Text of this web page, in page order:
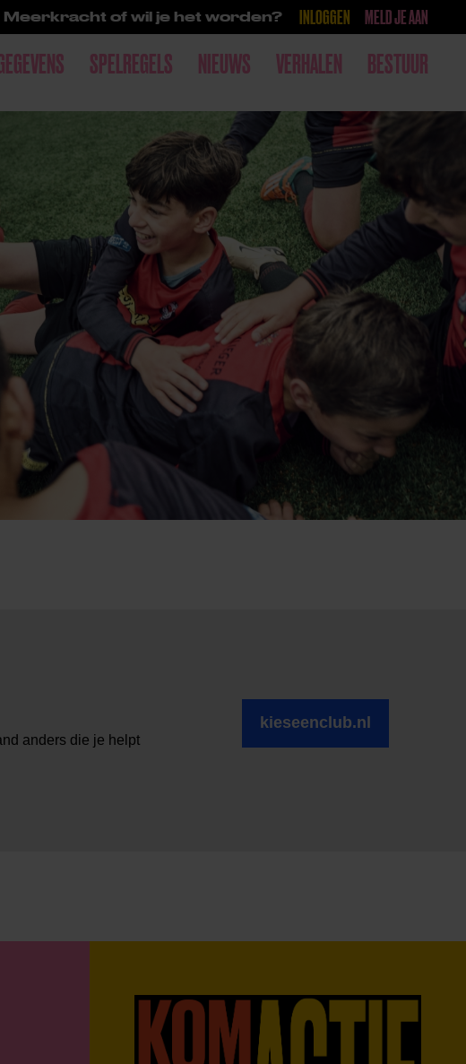
Meerkracht of wil je het worden? INLOGGEN MELD JE AAN
SPELREGELS NIEUWS VERHALEN BESTUUR
anders die je helpt
kieseenclub.nl